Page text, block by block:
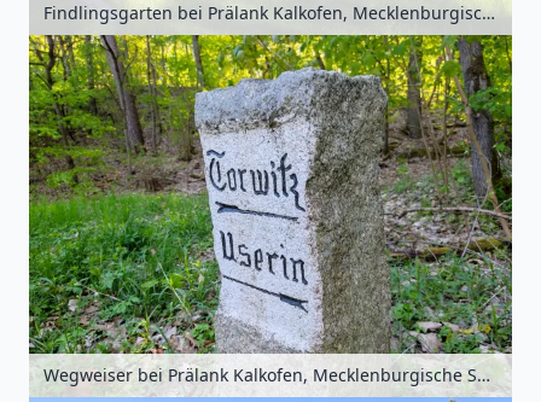
Findlingsgarten bei Prälank Kalkofen, Mecklenburgische Seenplatte, Mecklenburg-Vorpommern, Deutschland
Wegweiser bei Prälank Kalkofen, Mecklenburgische Seenplatte, Mecklenburg-Vorpommern, Deutschland